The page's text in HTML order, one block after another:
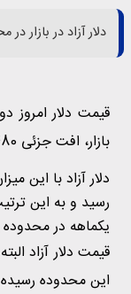
دلار آزاد در بازار در محدوده ۱۷۸ هزار تومان
بازار، افت جزئی 480 تومانی را ثبت کرد.
رسید و به این
یکماهه در
این محدوده رسیده و جهش 116